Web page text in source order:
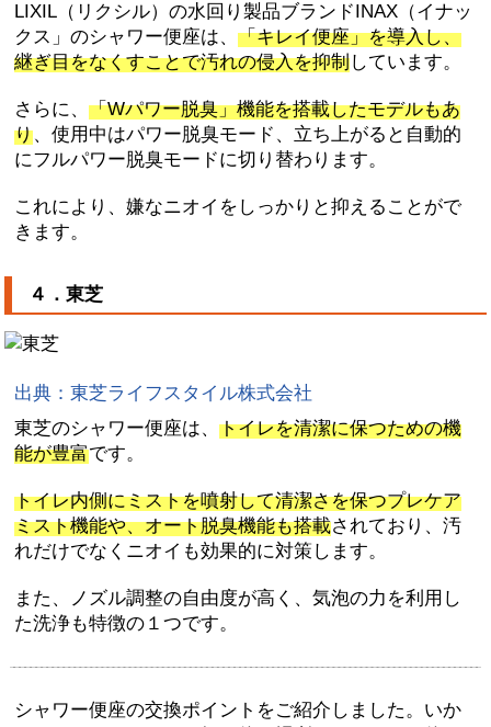
LIXIL（リクシル）の水回り製品ブランドINAX（イナッ
クス」のシャワー便座は、「キレイ便座」を導入し、
継ぎ目をなくすことで汚れの侵入を抑制しています。
さらに、「Wパワー脱臭」機能を搭載したモデルもあ
り、使用中はパワー脱臭モード、立ち上がると自動的
にフルパワー脱臭モードに切り替わります。
これにより、嫌なニオイをしっかりと抑えることがで
きます。
４．東芝
出典：東芝ライフスタイル株式会社
東芝のシャワー便座は、トイレを清潔に保つための機
能が豊富です。
トイレ内側にミストを噴射して清潔さを保つプレケア
ミスト機能や、オート脱臭機能も搭載されており、汚
れだけでなくニオイも効果的に対策します。
また、ノズル調整の自由度が高く、気泡の力を利用し
た洗浄も特徴の１つです。
シャワー便座の交換ポイントをご紹介しました。いか